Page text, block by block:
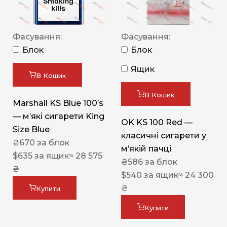
Фасування:
Блок
В Кошик
Marshall KS Blue 100’s
— м’які сигарети King
Size Blue
₴670 за блок
$635 за ящик≈ 28 575
₴
Купити
Фасування:
Блок
Ящик
В Кошик
OK KS 100 Red —
класичні сигарети у
м’якій пачці
₴586 за блок
$540 за ящик≈ 24 300
₴
Купити